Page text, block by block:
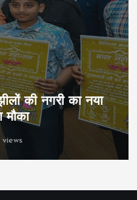
क्रॉसवर्ड व आदित्यम
जीते
167 views